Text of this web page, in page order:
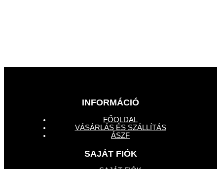
INFORMÁCIÓ
FŐOLDAL
VÁSÁRLÁS ÉS SZÁLLÍTÁS
ÁSZF
SAJÁT FIÓK